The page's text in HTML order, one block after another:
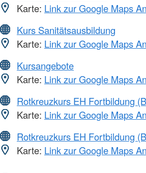
Karte: Link zur Google Maps
Kurs Sanitätsausbildung
Karte: Link zur Google Maps
Kursangebote
Karte: Link zur Google Maps
Rotkreuzkurs EH Fortbildung
Karte: Link zur Google Maps
Rotkreuzkurs EH Fortbildung
Karte: Link zur Google Maps